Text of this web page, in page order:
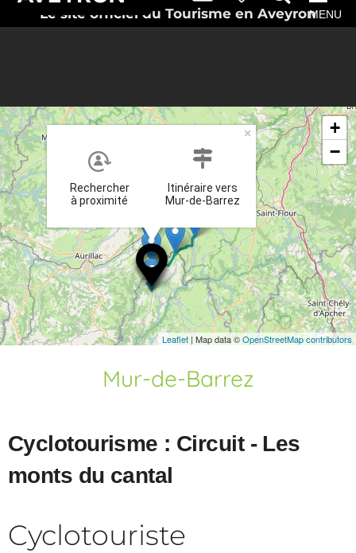
Le site officiel du Tourisme en AveyronMENU
Rechercher
à proximité
Itinéraire vers
Mur-de-Barrez
×
+
−
Leaflet | Map data ©OpenStreetMap contributors
Mur-de-Barrez
Cyclotourisme : Circuit - Les
monts du cantal
Cyclotouriste